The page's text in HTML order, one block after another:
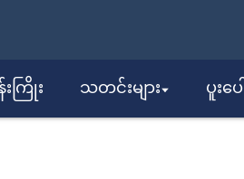
ကြိုး သတင်းများ ပူးပ
ရက်ခ